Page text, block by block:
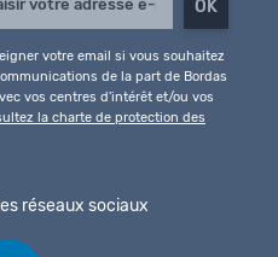
votre email si vous souhaitez
de la part de Bordas
vos centres d'intérêt et/ou vos
la charte de protection des
réseaux sociaux